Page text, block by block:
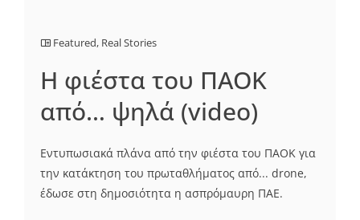
Featured, Real Stories
H φιέστα του ΠΑΟΚ
από… ψηλά (video)
Εντυπωσιακά πλάνα από την φιέστα του ΠΑΟΚ για
την κατάκτηση του πρωταθλήματος από... drone,
έδωσε στη δημοσιότητα η ασπρόμαυρη ΠΑΕ.